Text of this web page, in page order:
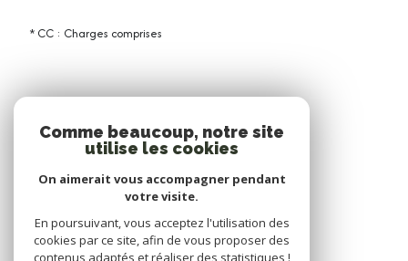
* CC : Charges comprises
Comme beaucoup, notre site
utilise les cookies
On aimerait vous accompagner pendant
votre visite.
En poursuivant, vous acceptez l'utilisation des
cookies par ce site, afin de vous proposer des
contenus adaptés et réaliser des statistiques !